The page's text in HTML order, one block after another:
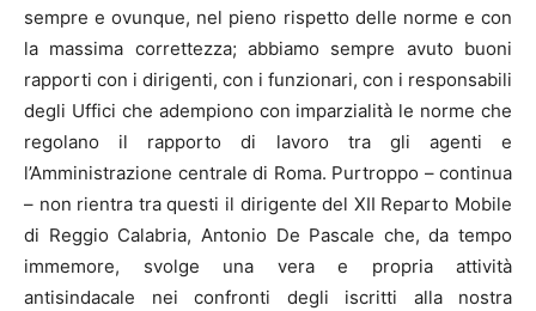
sempre e ovunque, nel pieno rispetto delle norme e con
la massima correttezza; abbiamo sempre avuto buoni
rapporti con i dirigenti, con i funzionari, con i responsabili
degli Uffici che adempiono con imparzialità le norme che
regolano il rapporto di lavoro tra gli agenti e
l’Amministrazione centrale di Roma. Purtroppo – continua
– non rientra tra questi il dirigente del XII Reparto Mobile
di Reggio Calabria, Antonio De Pascale che, da tempo
immemore, svolge una vera e propria attività
antisindacale nei confronti degli iscritti alla nostra